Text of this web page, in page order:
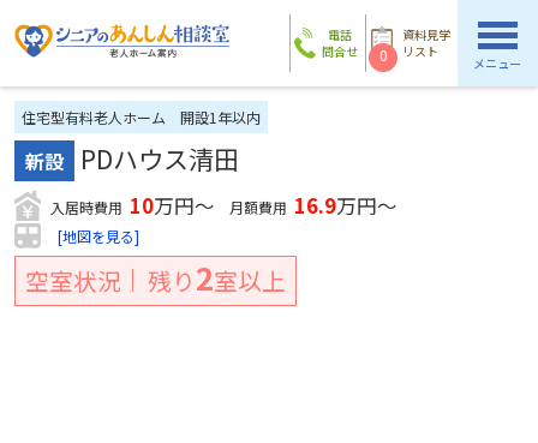
電話
問合せ
資料見学
リスト
0 メニュー
住宅型有料老人ホーム 開設1年以内
新設 PDハウス清田
入居時費用 10万円～ 月額費用 16.9万円～
[地図を見る]
空室状況 残り2室以上